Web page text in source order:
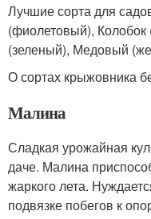
Лучшие сорта для
(фиолетовый),
(зеленый), Медовый
О сортах крыжовника
Малина
Сладкая урожайная
даче. Малина
жаркого лета.
подвязке побегов к